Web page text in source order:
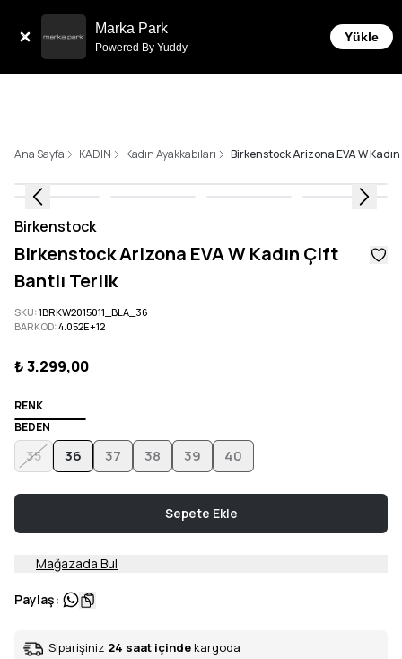
Marka Park
Powered By Yuddy
Yükle
Ana Sayfa KADIN Kadın Ayakkabıları Birkenstock Arizona EVA W
Birkenstock
Birkenstock Arizona EVA W Kadın Çift
Bantlı Terlik
SKU:1BRKW2015011_BLA_36
BARKOD:4.052E+12
₺ 3.299,00
RENK
BEDEN
35 36 37 38 39 40
Sepete Ekle
Mağazada Bul
Paylaş:
Siparişiniz 24 saat içinde kargoda